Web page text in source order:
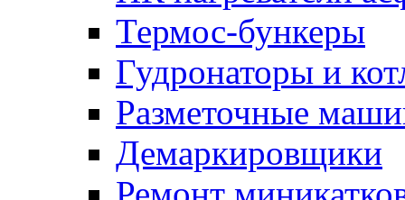
Термос-бункеры
Гудронаторы и
Разметочные
Демаркировщики